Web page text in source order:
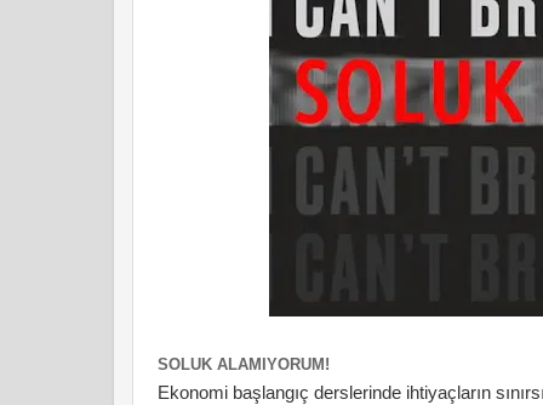
SOLUK ALAMIYORUM!
Ekonomi başlangıç derslerinde ihtiyaçların